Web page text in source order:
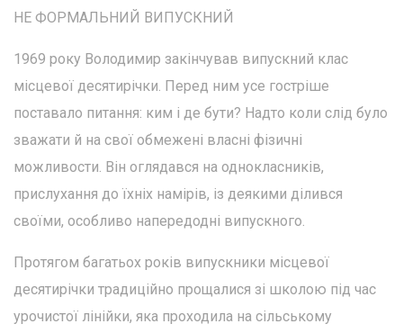
НЕ ФОРМАЛЬНИЙ ВИПУСКНИЙ
1969 року Володимир закінчував випускний клас
місцевої десятирічки. Перед ним усе гостріше
поставало питання: ким і де бути? Надто коли слід було
зважати й на свої обмежені власні фізичні
можливости. Він оглядався на однокласників,
прислухання до їхніх намірів, із деякими ділився
своїми, особливо напередодні випускного.
Протягом багатьох років випускники місцевої
десятирічки традиційно прощалися зі школою під час
урочистої лінійки, яка проходила на сільському